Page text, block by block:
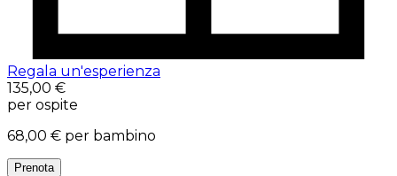
Regala un'esperienza
135,00 €
per ospite
68,00 € per bambino
Prenota